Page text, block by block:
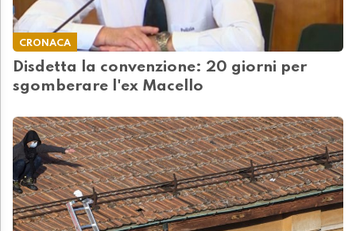
CRONACA
Disdetta la convenzione: 20 giorni per
sgomberare l'ex Macello